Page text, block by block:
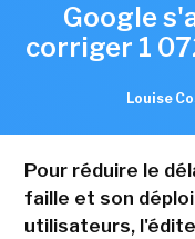
Google
corriger 1
Louise
Pour réduire le
faille et son
utilisateurs,